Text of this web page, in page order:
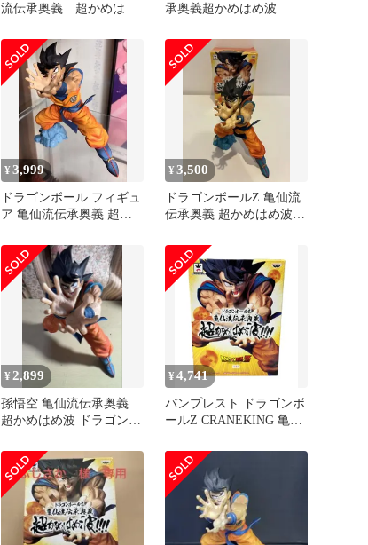
流伝承奥義 超かめはめ
承奥義超かめはめ波 孫
¥3,999
ドラゴンボール フィギュ
ア 亀仙流伝承奥義 超か
¥3,500
ドラゴンボールZ 亀仙流
伝承奥義 超かめはめ波
¥ 2,899
孫悟空 亀仙流伝承奥義
超かめはめ波 ドラゴンボ
台座無し
¥4,741
バンプレスト ドラゴンボ
ールZ CRANEKING 亀仙
波!!!! 孫悟空 フィギュア